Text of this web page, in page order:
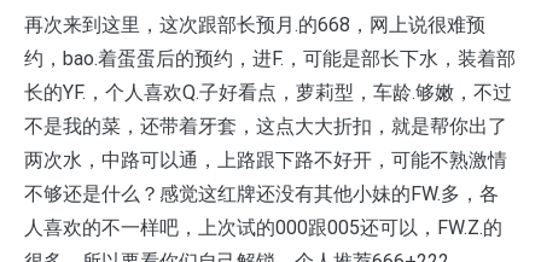
再次来到这里，这次跟部长预月.的668，网上说很难预
约，bao.着蛋蛋后的预约，进F.，可能是部长下水，装着部
长的YF.，个人喜欢Q.子好看点，萝莉型，车龄.够嫩，不过
不是我的菜，还带着牙套，这点大大折扣，就是帮你出了
两次水，中路可以通，上路跟下路不好开，可能不熟激情
不够还是什么？感觉这红牌还没有其他小妹的FW.多，各
人喜欢的不一样吧，上次试的000跟005还可以，FW.Z.的